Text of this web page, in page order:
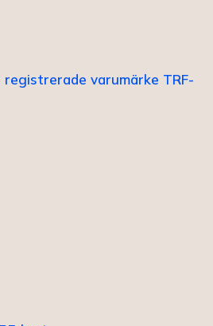
varumärke TRF-